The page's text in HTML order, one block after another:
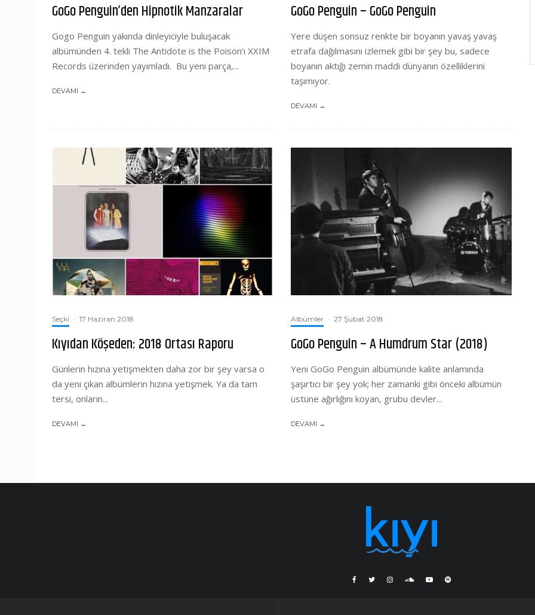
GoGo Penguin’den Hipnotik Manzaralar
Gogo Penguin yakında dinleyiciyle buluşacak
albümünden 4. tekli The Antidote is the Poison’ı XXIM
Records üzerinden yayımladı. Bu yeni parça,...
DEVAMI →
GoGo Penguin – GoGo Penguin
Yere düşen sonsuz renkte bir boyanın yavaş yavaş
etrafa dağılmasını izlemek gibi bir şey bu, sadece
boyanın aktığı zemin maddi dünyanın özelliklerini
taşımıyor.
DEVAMI →
Seçki · 17 Haziran 2018
Kıyıdan Köşeden: 2018 Ortası Raporu
Günlerin hızına yetişmekten daha zor bir şey varsa o
da yeni çıkan albümlerin hızına yetişmek. Ya da tam
tersi, onların...
DEVAMI →
Albümler · 27 Şubat 2018
GoGo Penguin – A Humdrum Star (2018)
Yeni GoGo Penguin albümünde kalite anlamında
şaşırtıcı bir şey yok; her zamanki gibi önceki albümün
üstüne ağırlığını koyan, grubu devler...
DEVAMI →